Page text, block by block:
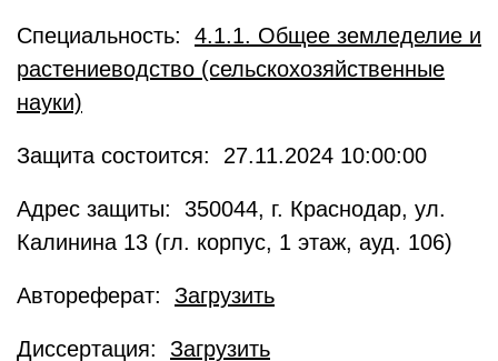
Специальность: 4.1.1. Общее земледелие и
растениеводство (сельскохозяйственные
науки)
Защита состоится: 27.11.2024 10:00:00
Адрес защиты: 350044, г. Краснодар, ул.
Калинина 13 (гл. корпус, 1 этаж, ауд. 106)
Автореферат: Загрузить
Диссертация: Загрузить